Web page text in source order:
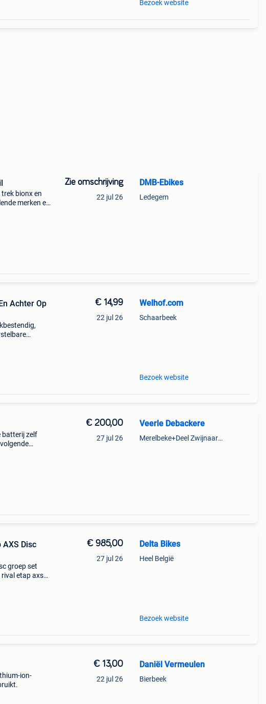
Bezoek website
bionx en
merken en
Zie omschrijving
22 jul 26
DMB-Ebikes
Ledegem
Achter Op
€ 14,99
22 jul 26
Welhof.com
Schaarbeek
Bezoek website
batterij zelf
€ 200,00
27 jul 26
Veerle Debackere
Merelbeke+Deel Zwijnaarde
AXS Disc
groep set
rival etap axs
€ 985,00
27 jul 26
Delta Bikes
Heel België
Bezoek website
ion-
€ 13,00
22 jul 26
Daniël Vermeulen
Bierbeek